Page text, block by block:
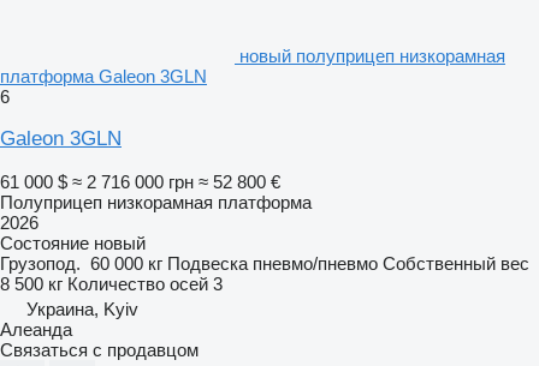
новый полуприцеп низкорамная
платформа Galeon 3GLN
6
Galeon 3GLN
61 000 $ ≈ 2 716 000 грн ≈ 52 800 €
Полуприцеп низкорамная платформа
2026
Состояние новый
Грузопод. 60 000 кг Подвеска пневмо/пневмо Собственный вес
8 500 кг Количество осей 3
Украина, Kyiv
Алеанда
Связаться с продавцом